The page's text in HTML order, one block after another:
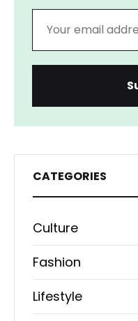
CATEGORIES
Culture
Fashion
Lifestyle